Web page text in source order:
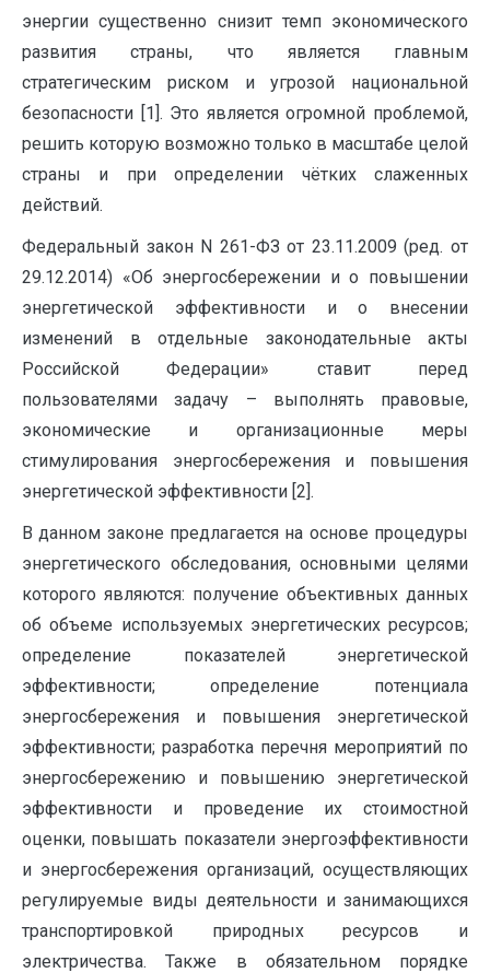
энергии существенно снизит темп экономического
развития страны, что является главным
стратегическим риском и угрозой национальной
безопасности [1]. Это является огромной проблемой,
решить которую возможно только в масштабе целой
страны и при определении чётких слаженных
действий.
Федеральный закон N 261-ФЗ от 23.11.2009 (ред. от
29.12.2014) «Об энергосбережении и о повышении
энергетической эффективности и о внесении
изменений в отдельные законодательные акты
Российской Федерации» ставит перед
пользователями задачу – выполнять правовые,
экономические и организационные меры
стимулирования энергосбережения и повышения
энергетической эффективности [2].
В данном законе предлагается на основе процедуры
энергетического обследования, основными целями
которого являются: получение объективных данных
об объеме используемых энергетических ресурсов;
определение показателей энергетической
эффективности; определение потенциала
энергосбережения и повышения энергетической
эффективности; разработка перечня мероприятий по
энергосбережению и повышению энергетической
эффективности и проведение их стоимостной
оценки, повышать показатели энергоэффективности
и энергосбережения организаций, осуществляющих
регулируемые виды деятельности и занимающихся
транспортировкой природных ресурсов и
электричества. Также в обязательном порядке